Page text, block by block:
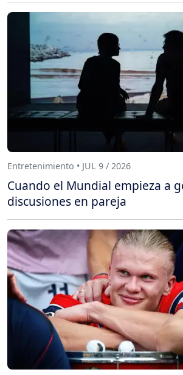
Entretenimiento • JUL 9 / 2026
Cuando el Mundial empieza a
discusiones en pareja